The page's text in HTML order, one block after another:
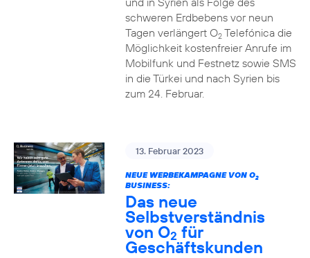
schweren Erdbebens vor neun
Tagen verlängert O2Telefónica die
Möglichkeit kostenfreier Anrufe im
Mobilfunk und Festnetz sowie SMS
in die Türkei und nach Syrien bis
zum 24. Februar.
13. Februar 2023
NEUE WERBEKAMPAGNE VON O2
BUSINESS:
Das neue
Selbstverständnis
von O2 für
Geschäftskunden